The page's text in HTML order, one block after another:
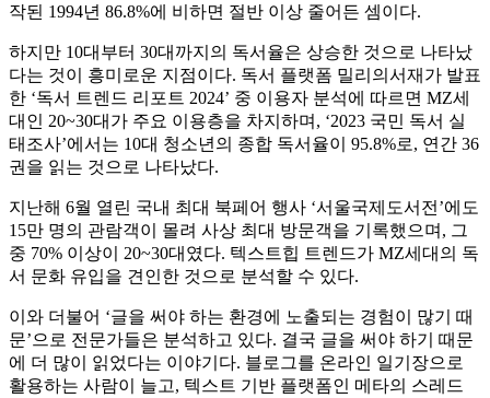
작된 1994년 86.8%에 비하면 절반 이상 줄어든 셈이다.
하지만 10대부터 30대까지의 독서율은 상승한 것으로 나타났
다는 것이 흥미로운 지점이다. 독서 플랫폼 밀리의서재가 발표
한 ‘독서 트렌드 리포트 2024’ 중 이용자 분석에 따르면 MZ세
대인 20~30대가 주요 이용층을 차지하며, ‘2023 국민 독서 실
태조사’에서는 10대 청소년의 종합 독서율이 95.8%로, 연간 36
권을 읽는 것으로 나타났다.
지난해 6월 열린 국내 최대 북페어 행사 ‘서울국제도서전’에도
15만 명의 관람객이 몰려 사상 최대 방문객을 기록했으며, 그
중 70% 이상이 20~30대였다. 텍스트힙 트렌드가 MZ세대의 독
서 문화 유입을 견인한 것으로 분석할 수 있다.
이와 더불어 ‘글을 써야 하는 환경에 노출되는 경험이 많기 때
문’으로 전문가들은 분석하고 있다. 결국 글을 써야 하기 때문
에 더 많이 읽었다는 이야기다. 블로그를 온라인 일기장으로
활용하는 사람이 늘고, 텍스트 기반 플랫폼인 메타의 스레드